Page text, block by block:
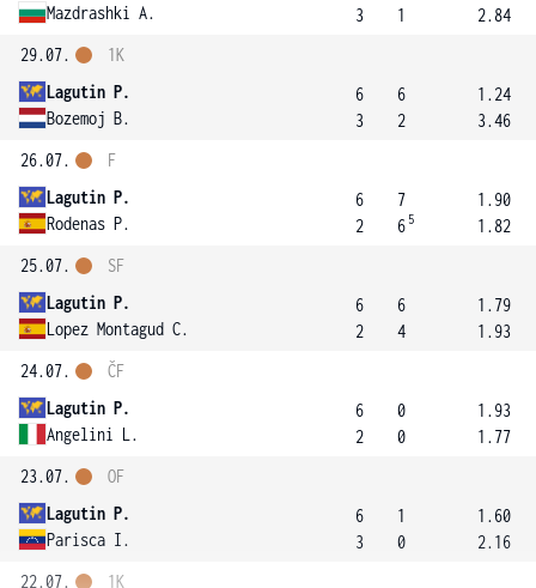
Mazdrashki A.
3
1
2.84
29.07.
Lagutin P.
Bozemoj B.
1K
6
3
6
2
1.24
3.46
26.07.
Lagutin P.
Rodenas P.
F
6
2
7
6 5
1.90
1.82
25.07.
Lagutin P.
Lopez Montagud C.
SF
6
2
6
4
1.79
1.93
24.07.
Lagutin P.
Angelini L.
ČF
6
2
0
0
1.93
1.77
23.07.
Lagutin P.
Parisca I.
OF
6
3
1
0
1.60
2.16
22.07.
1K